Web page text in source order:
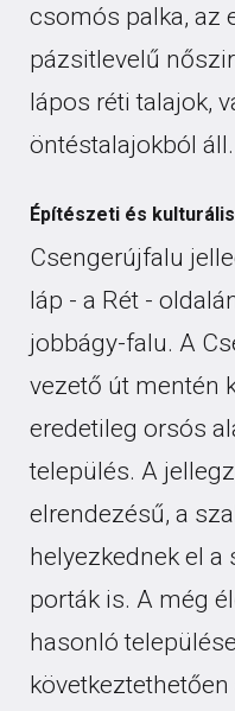
csomós palka, az
pázsitlevelű
lápos réti talajok,
öntéstalajokból áll.
Építészeti és
Csengerújfalu
láp - a Rét -
jobbágy-falu. A
vezető út mentén
eredetileg orsós
település. A
elrendezésű, a
helyezkednek el a
porták is. A még
hasonló